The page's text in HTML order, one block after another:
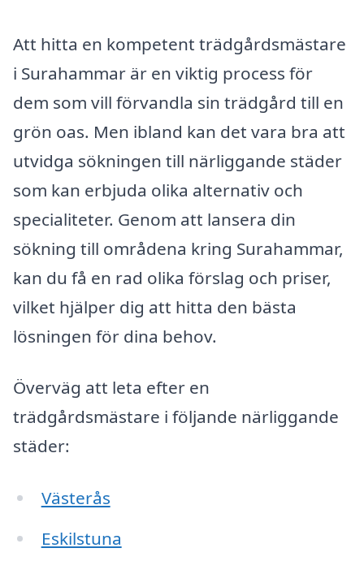
Att hitta en kompetent trädgårdsmästare
i Surahammar är en viktig process för
dem som vill förvandla sin trädgård till en
grön oas. Men ibland kan det vara bra att
utvidga sökningen till närliggande städer
som kan erbjuda olika alternativ och
specialiteter. Genom att lansera din
sökning till områdena kring Surahammar,
kan du få en rad olika förslag och priser,
vilket hjälper dig att hitta den bästa
lösningen för dina behov.
Överväg att leta efter en
trädgårdsmästare i följande närliggande
städer:
Västerås
Eskilstuna